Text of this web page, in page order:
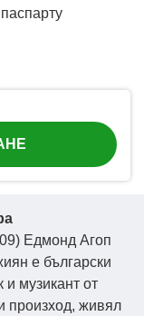
Едмонд Агоп
е български
и музикант от
произход, живял